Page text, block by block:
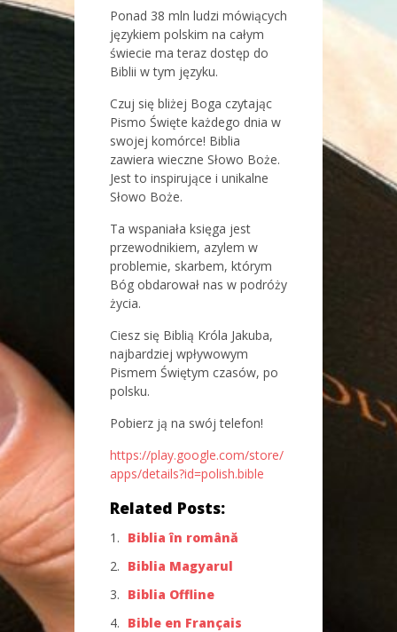
Ponad 38 mln ludzi mówiących
językiem polskim na całym
świecie ma teraz dostęp do
Biblii w tym języku.
Czuj się bliżej Boga czytając
Pismo Święte każdego dnia w
swojej komórce! Biblia
zawiera wieczne Słowo Boże.
Jest to inspirujące i unikalne
Słowo Boże.
Ta wspaniała księga jest
przewodnikiem, azylem w
problemie, skarbem, którym
Bóg obdarował nas w podróży
życia.
Ciesz się Biblią Króla Jakuba,
najbardziej wpływowym
Pismem Świętym czasów, po
polsku.
Pobierz ją na swój telefon!
https://play.google.com/store/
apps/details?id=polish.bible
Related Posts:
Biblia în română
Biblia Magyarul
Biblia Offline
Bible en Français